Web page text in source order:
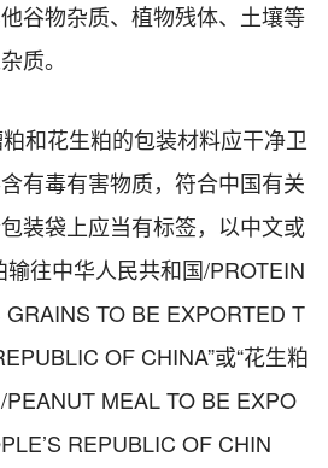
谷物杂质、植物残体、土壤等
质。
和花生粕的包装材料应干净卫
有毒有害物质，符合中国有关
装袋上应当有标签，以中文或
输往中华人民共和国/PROTEIN
TO BE EXPORTED T
OF CHINA”或“花生粕
MEAL TO BE EXPO
REPUBLIC OF CHIN